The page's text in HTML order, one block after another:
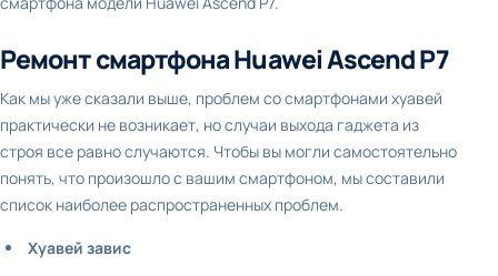
Ремонт смартфона Huawei Ascend P7
Как мы уже сказали выше, проблем со смартфонами хуавей
практически не возникает, но случаи выхода гаджета из
строя все равно случаются. Чтобы вы могли самостоятельно
понять, что произошло с вашим смартфоном, мы составили
список наиболее распространенных проблем.
Хуавей завис